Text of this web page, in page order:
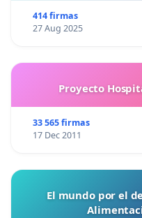
414 firmas
27 Aug 2025
Proyecto
33 565 firmas
17 Dec 2011
El mundo por el